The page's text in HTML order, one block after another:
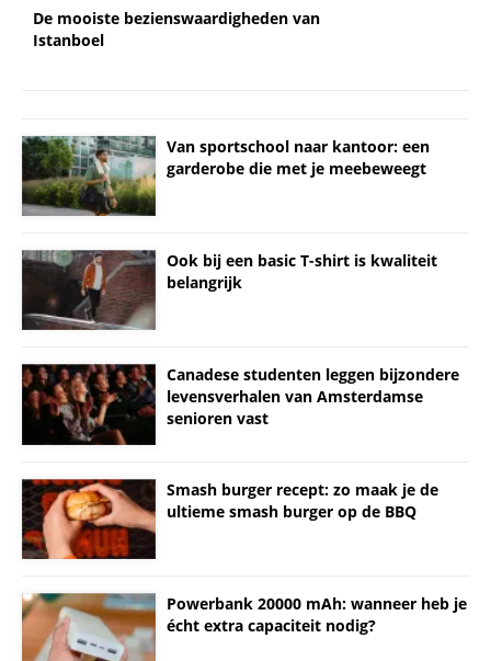
De mooiste bezienswaardigheden van
Istanboel
Van sportschool naar kantoor: een
garderobe die met je meebeweegt
Ook bij een basic T-shirt is kwaliteit
belangrijk
Canadese studenten leggen bijzondere
levensverhalen van Amsterdamse
senioren vast
Smash burger recept: zo maak je de
ultieme smash burger op de BBQ
Powerbank 20000 mAh: wanneer heb je
écht extra capaciteit nodig?